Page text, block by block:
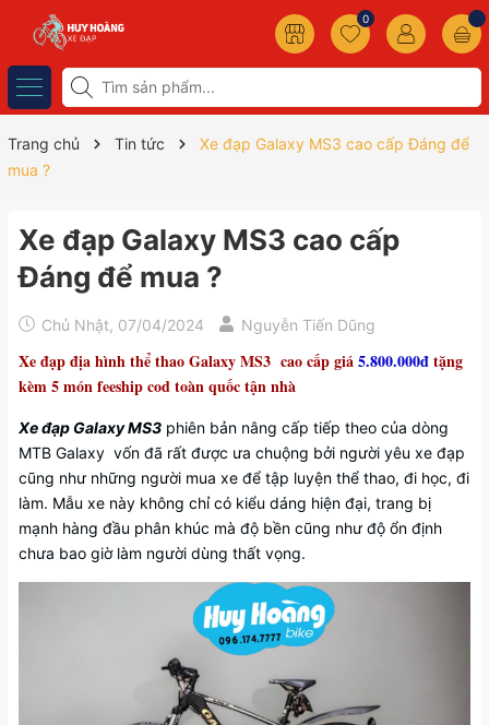
0
Trang chủ Tin tức
Xe đạp Galaxy MS3 cao cấp Đáng để
mua ?
Xe đạp Galaxy MS3 cao cấp
Đáng để mua ?
Chủ Nhật, 07/04/2024 Nguyễn Tiến Dũng
Xe đạp địa hình thể thao Galaxy MS3 cao cấp giá5.800.000đtặng
kèm 5 món feeship cod toàn quốc tận nhà
Xe đạp Galaxy MS3 phiên bản nâng cấp tiếp theo của dòng
MTB Galaxy vốn đã rất được ưa chuộng bởi người yêu xe đạp
cũng như những người mua xe để tập luyện thể thao, đi học, đi
làm. Mẫu xe này không chỉ có kiểu dáng hiện đại, trang bị
mạnh hàng đầu phân khúc mà độ bền cũng như độ ổn định
chưa bao giờ làm người dùng thất vọng.